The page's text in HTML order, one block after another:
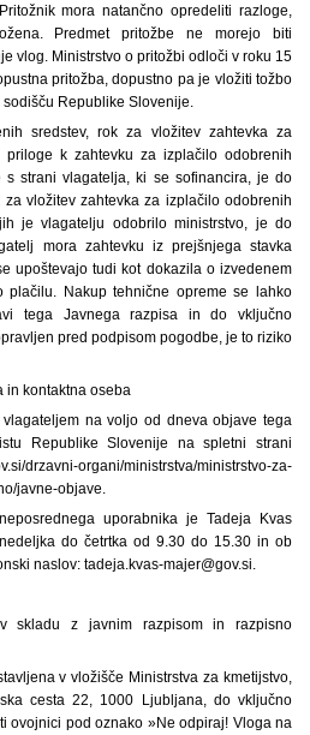
mora natančno opredeliti razloge,
Predmet pritožbe ne morejo biti
vlog. Ministrstvo o pritožbi odloči v roku 15
pritožba, dopustno pa je vložiti tožbo
Republike Slovenije.
sredstev, rok za vložitev zahtevka za
k zahtevku za izplačilo odobrenih
s strani vlagatelja, ki se sofinancira, je do
vložitev zahtevka za izplačilo odobrenih
je vlagatelju odobrilo ministrstvo, je do
mora zahtevku iz prejšnjega stavka
upoštevajo tudi kot dokazila o izvedenem
Nakup tehnične opreme se lahko
tega Javnega razpisa in do vključno
pred podpisom pogodbe, je to riziko
in kontaktna oseba
na voljo od dneva objave tega
Republike Slovenije na spletni strani
organi/ministrstva/ministrstvo-za-
javne-objave.
uporabnika je Tadeja Kvas
do četrtka od 9.30 do 15.30 in ob
naslov: tadeja.kvas-majer@gov.si.
skladu z javnim razpisom in razpisno
v vložišče Ministrstva za kmetijstvo,
cesta 22, 1000 Ljubljana, do vključno
ovojnici pod oznako »Ne odpiraj! Vloga na